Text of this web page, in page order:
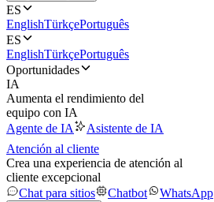
ES
EnglishTürkçePortuguês
ES
EnglishTürkçePortuguês
Oportunidades
IA
Aumenta el rendimiento del
equipo con IA
Agente de IA
Asistente de IA
Atención al cliente
Crea una experiencia de atención al
cliente excepcional
Chat para sitios
Chatbot WhatsApp